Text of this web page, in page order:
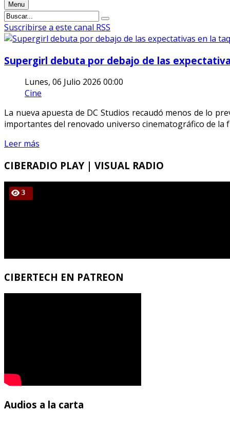
Menu
Suscribirse a este canal RSS
Supergirl debuta por debajo de las
Lunes, 06 Julio 2026 00:00
Cine
La nueva apuesta de DC Studios recaudó menos de lo
importantes del renovado universo cinematográfico de la
Leer más
CIBERADIO PLAY | VISUAL RADIO
CIBERTECH EN PATREON
Audios a la carta